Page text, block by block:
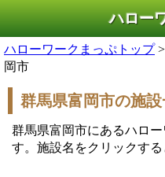
ハロー
ハローワークまっぷトップ>
岡市
群馬県富岡市の施
群馬県富岡市にあるハロ
す。施設名をクリックす